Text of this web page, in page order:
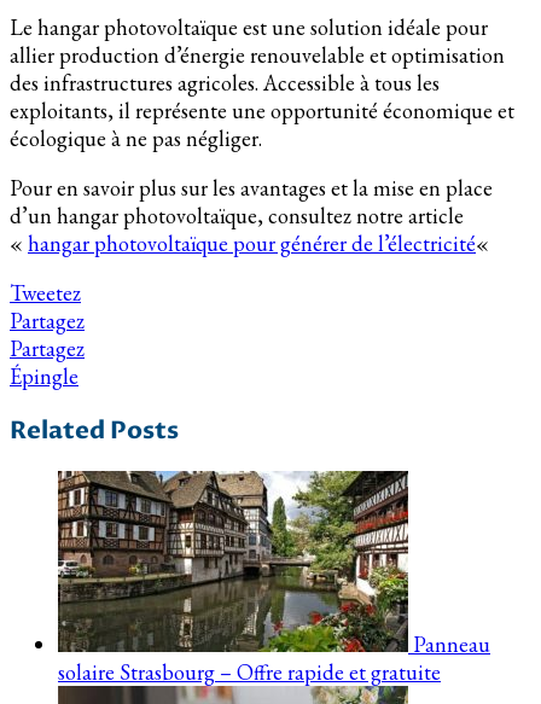
Le hangar photovoltaïque est une solution idéale pour
allier production d’énergie renouvelable et optimisation
des infrastructures agricoles. Accessible à tous les
exploitants, il représente une opportunité économique et
écologique à ne pas négliger.
Pour en savoir plus sur les avantages et la mise en place
d’un hangar photovoltaïque, consultez notre article
« hangar photovoltaïque pour générer de l’électricité«
Tweetez
Partagez
Partagez
Épingle
Related Posts
Panneau
solaire Strasbourg – Offre rapide et gratuite